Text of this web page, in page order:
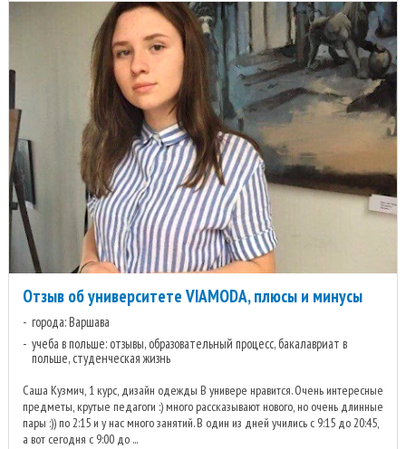
Отзыв об университете VIAMODA, плюсы и минусы
города: Варшава
учеба в польше: отзывы, образовательный процесс, бакалавриат в
польше, студенческая жизнь
Саша Кузмич, 1 курс, дизайн одежды В универе нравится. Очень интересные
предметы, крутые педагоги :) много рассказывают нового, но очень длинные
пары :)) по 2:15 и у нас много занятий. В один из дней учились с 9:15 до 20:45,
а вот сегодня с 9:00 до ...